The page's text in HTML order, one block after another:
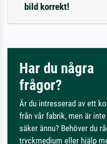
bild korrekt!
Har du några
frågor?
Är du intresserad av ett
från vår fabrik, men är
säker ännu? Behöver du
tryckmedium eller hjälp